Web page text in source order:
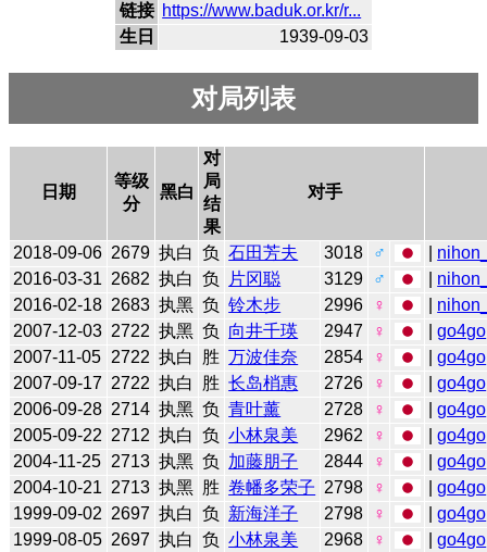
链接 https://www.baduk.or.kr/r...
生日
1939-09-03
对局列表
日期
等级
分
黑白
对
局
结
果
对手
2018-09-06 2679 执白 负 石田芳夫 3018 ♂
2016-03-31 2682 执白 负 片冈聪 3129 ♂
2016-02-18 2683 执黑 负 铃木步 2996 ♀
2007-12-03 2722 执黑 负 向井千瑛 2947 ♀ |go4go
2007-11-05 2722 执白 胜 万波佳奈 2854 ♀ |go4go
2007-09-17 2722 执白 胜 长岛梢惠 2726 ♀ |go4go
2006-09-28 2714 执黑 负 青叶薰 2728 ♀ |go4go
2005-09-22 2712 执白 负 小林泉美 2962 ♀ |go4go
2004-11-25 2713 执黑 负 加藤朋子 2844 ♀ |go4go
2004-10-21 2713 执黑 胜 卷幡多荣子 2798 ♀ |go4go
1999-09-02 2697 执白 负 新海洋子 2798 ♀ |go4go
1999-08-05 2697 执白 负 小林泉美 2968 ♀ |go4go